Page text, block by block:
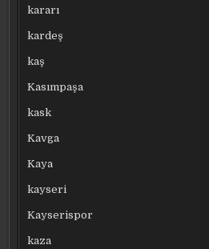
kararı
kardeş
kaş
Kasımpaşa
kask
Kavga
Kaya
kayseri
Kayserispor
kaza